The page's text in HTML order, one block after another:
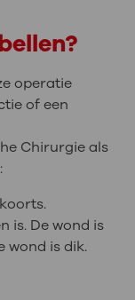
operatie
of een
Chirurgie als
is. De wond is
wond is dik.